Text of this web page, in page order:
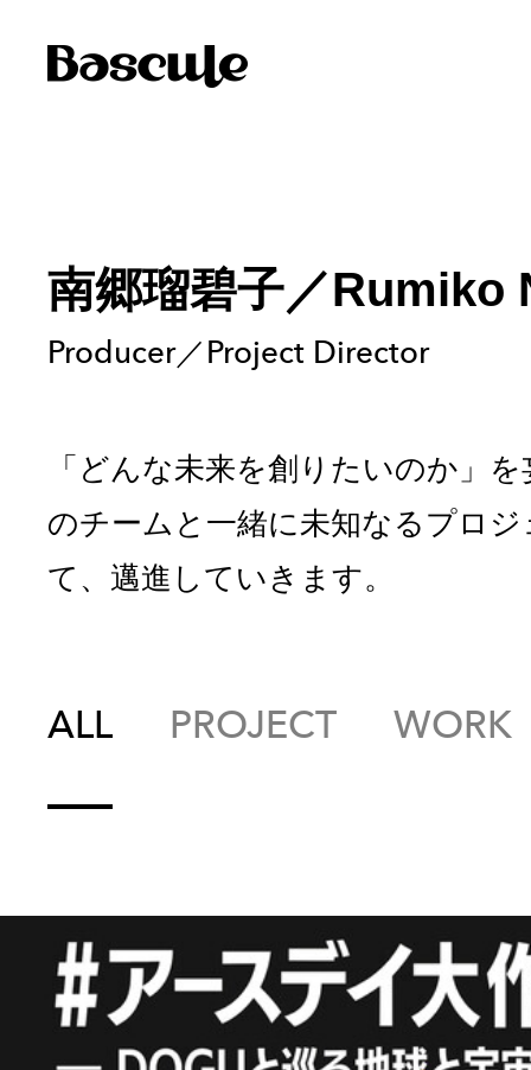
南郷瑠碧子／Rumiko
Producer／Project Director
「どんな未来を創りたいのか」
のチームと一緒に未知なるプロ
て、邁進していきます。
ALL PROJECT WORK